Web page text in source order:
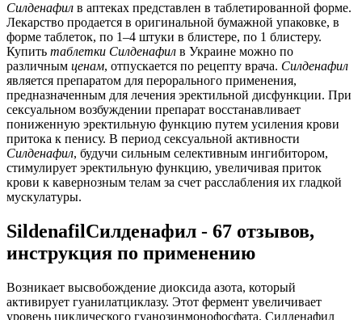
Силденафил в аптеках представлен в таблетированной форме.
Лекарство продается в оригинальной бумажной упаковке, в
форме таблеток, по 1–4 штуки в блистере, по 1 блистеру.
Купить таблетки Силденафил в Украине можно по
различным ценам, отпускается по рецепту врача. Силденафил
является препаратом для перорального применения,
предназначенным для лечения эректильной дисфункции. При
сексуальном возбуждении препарат восстанавливает
пониженную эректильную функцию путем усиления крови
притока к пенису. В период сексуальной активности
Силденафил, будучи сильным селективным ингибитором,
стимулирует эректильную функцию, увеличивая приток
крови к кавернозным телам за счет расслабления их гладкой
мускулатуры.
SildenafilСилденафил - 67 отзывов,
инструкция по применению
Возникает высвобождение диоксида азота, который
активирует гуанилатциклазу. Этот фермент увеличивает
уровень циклического гуанозинмонофосфата. Силденафил